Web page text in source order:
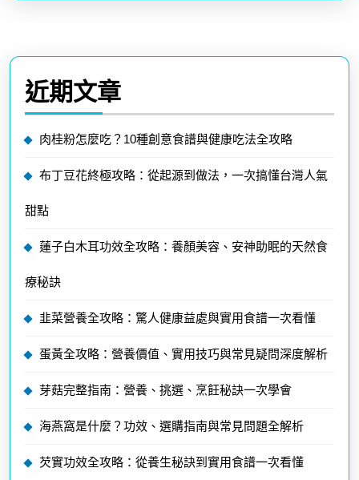
近期文章
肉桂粉怎麼吃？10種創意食譜與健康吃法全攻略
布丁豆花終極攻略：從起源到做法，一次搞懂台灣人氣
甜點
蓮子白木耳功效全攻略：養顏美容、安神助眠的天然食
療秘訣
韭菜營養全攻略：驚人健康益處與實用食譜一次看懂
蛋黃全攻略：營養價值、實用技巧與常見疑問深度解析
芽菇完整指南：營養、挑選、烹飪秘訣一次學會
海燕窩是什麼？功效、選購指南與常見問題全解析
芡實功效全攻略：從養生秘訣到實用食譜一次看懂